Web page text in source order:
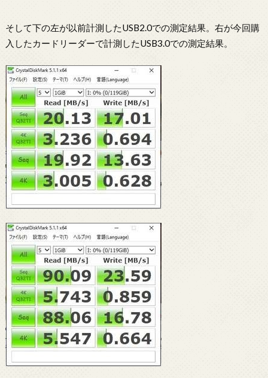
そして下の左が以前計測したUSB2.0での測定結果。右が今回購
入したカードリーダーで計測したUSB3.0での測定結果。